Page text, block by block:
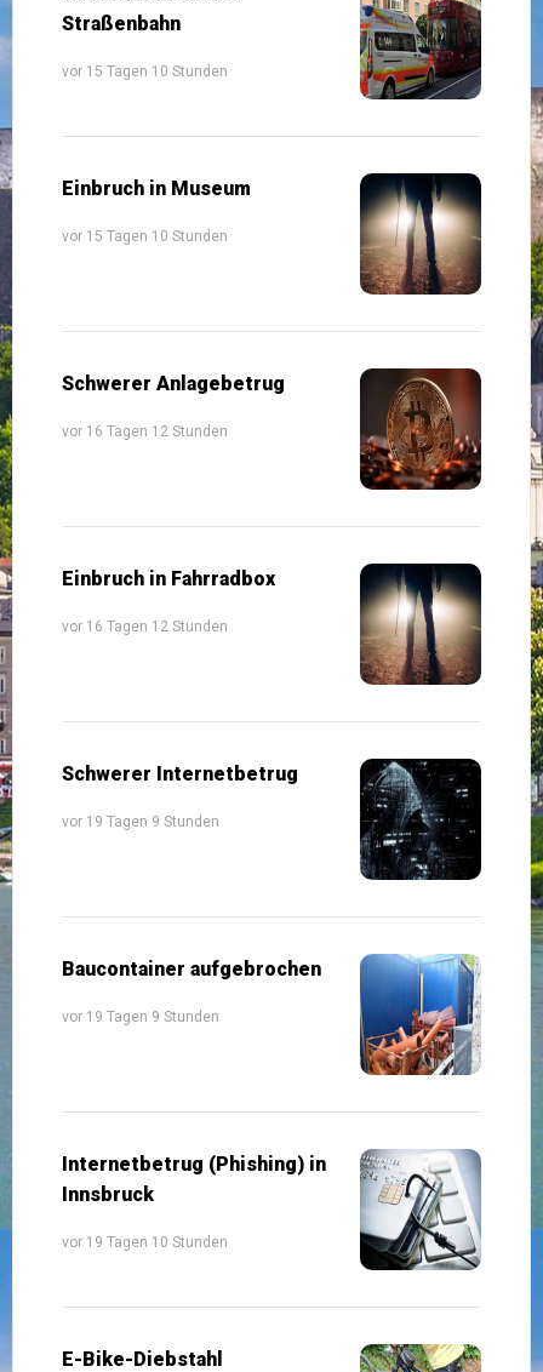
Straßenbahn
vor 15 Tagen 10 Stunden
Einbruch in Museum
vor 15 Tagen 10 Stunden
Schwerer Anlagebetrug
vor 16 Tagen 12 Stunden
Einbruch in Fahrradbox
vor 16 Tagen 12 Stunden
Schwerer Internetbetrug
vor 19 Tagen 9 Stunden
Baucontainer aufgebrochen
vor 19 Tagen 9 Stunden
Internetbetrug (Phishing) in
Innsbruck
vor 19 Tagen 10 Stunden
E-Bike-Diebstahl